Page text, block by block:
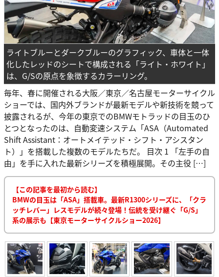
ライトブルーとダークブルーのグラフィック、車体と一体
化したレッドのシートで構成される「ライト・ホワイト」
は、G/Sの原点を象徴するカラーリング。
毎年、春に開催される大阪／東京／名古屋モーターサイクル
ショーでは、国内外ブランドが最新モデルや新技術を競って
披露されるが、今年の東京でのBMWモトラッドの目玉のひ
とつとなったのは、自動変速システム「ASA（Automated
Shift Assistant：オートメイテッド・シフト・アシスタン
ト）」を搭載した複数のモデルたちだ。 目次 1 「左手の自
由」を手に入れた最新シリーズを積極展開。その主役 […]
【この記事を最初から読む】
BMWの目玉は「ASA」搭載車。最新R1300シリーズに、「クラ
ッチレバー」レスモデルが続々登場！伝統を受け継ぐ「G/S」
系の展示も【東京モーターサイクルショー2026】